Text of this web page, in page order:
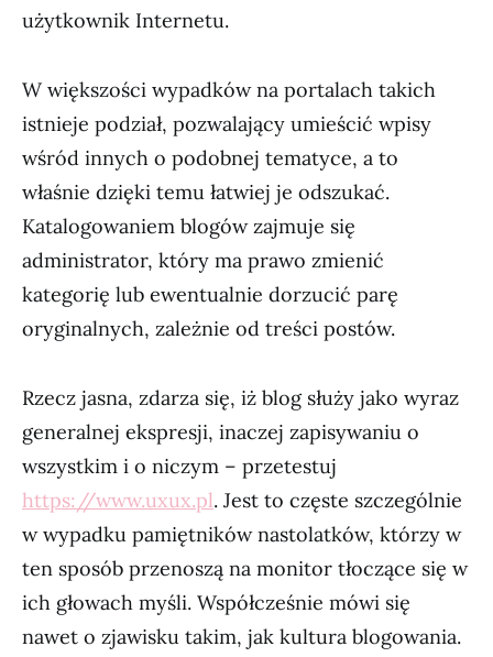
użytkownik Internetu.
W większości wypadków na portalach takich
istnieje podział, pozwalający umieścić wpisy
wśród innych o podobnej tematyce, a to
właśnie dzięki temu łatwiej je odszukać.
Katalogowaniem blogów zajmuje się
administrator, który ma prawo zmienić
kategorię lub ewentualnie dorzucić parę
oryginalnych, zależnie od treści postów.
Rzecz jasna, zdarza się, iż blog służy jako wyraz
generalnej ekspresji, inaczej zapisywaniu o
wszystkim i o niczym – przetestuj
https://www.uxux.pl. Jest to częste szczególnie
w wypadku pamiętników nastolatków, którzy w
ten sposób przenoszą na monitor tłoczące się w
ich głowach myśli. Współcześnie mówi się
nawet o zjawisku takim, jak kultura blogowania.